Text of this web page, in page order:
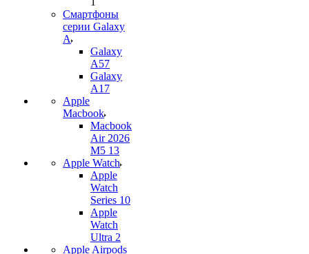
Смартфоны
серии Galaxy
A
Galaxy
A57
Galaxy
A17
Apple
Macbook
Macbook
Air 2026
M5 13
Apple Watch
Apple
Watch
Series 10
Apple
Watch
Ultra 2
Apple Airpods